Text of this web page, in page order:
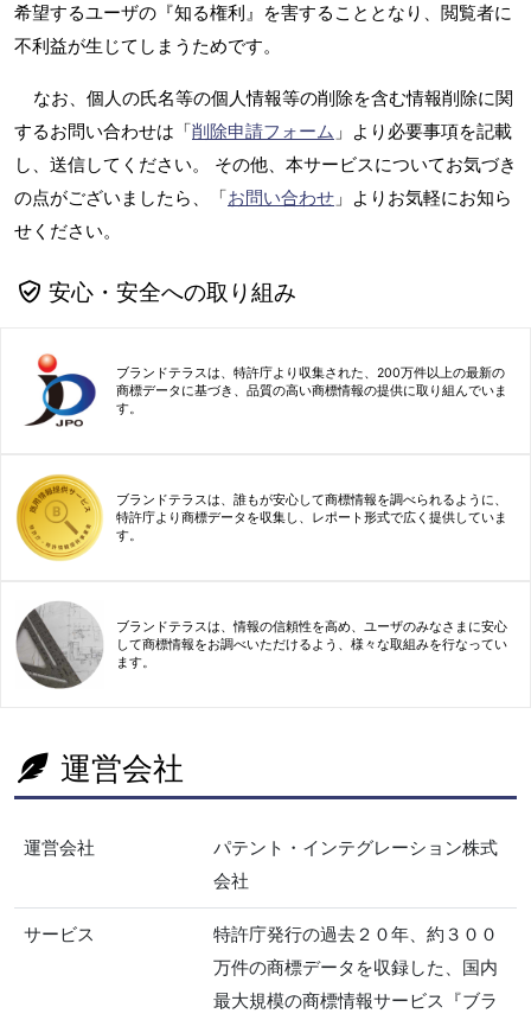
希望するユーザの『知る権利』を害することとなり、閲覧者に
不利益が生じてしまうためです。
なお、個人の氏名等の個人情報等の削除を含む情報削除に関
するお問い合わせは「削除申請フォーム 」より必要事項を記載
し、送信してください。 その他、本サービスについてお気づき
の点がございましたら、「お問い合わせ 」よりお気軽にお知ら
せください。
安心・安全への取り組み
ブランドテラスは、特許庁より収集された、200万件以上の最新の
商標データに基づき、品質の高い商標情報の提供に取り組んでいま
す。
ブランドテラスは、誰もが安心して商標情報を調べられるように、
特許庁より商標データを収集し、レポート形式で広く提供していま
す。
ブランドテラスは、情報の信頼性を高め、ユーザのみなさまに安心
して商標情報をお調べいただけるよう、様々な取組みを行なってい
ます。
運営会社
運営会社
パテント・インテグレーション株式
会社
サービス
特許庁発行の過去２０年、約３００
万件の商標データを収録した、国内
最大規模の商標情報サービス『ブラ